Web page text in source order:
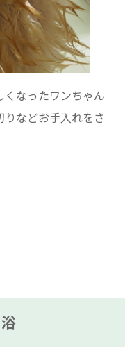
なったワンちゃん
などお手入れをさ